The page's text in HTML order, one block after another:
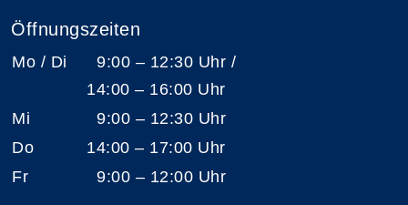
Öffnungszeiten
Mo / Di
9:00 – 12:30 Uhr /
14:00 – 16:00 Uhr
Mi
9:00 – 12:30 Uhr
Do
14:00 – 17:00 Uhr
Fr
9:00 – 12:00 Uhr